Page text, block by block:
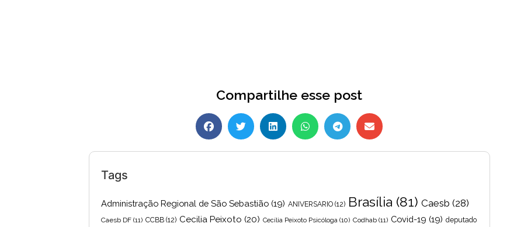
Compartilhe esse post
Tags
Administração Regional de São Sebastião (19) ANIVERSARIO (12) Brasília (81) Caesb (28)
Caesb DF (11) CCBB (12) Cecilia Peixoto (20) Cecília Peixoto Psicóloga (10) Codhab (11) Covid-19 (19) deputado